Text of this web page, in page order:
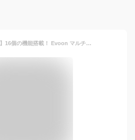
【クーポン配布中！】16個の機能搭載！ Evoon マルチビジネスリュックair2.0 軽量 800g 22L 大容量 多収納 多機能 メンズ レディース 男性 女性 女子 男女兼用 撥水 通勤 通学 旅行 15.6インチ PC パソコン YKK ビジネス リュック ビジネスリュック バックパック